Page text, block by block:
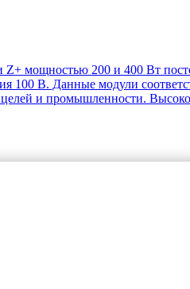
мощностью 200 и 400 Вт
100 В. Данные модули
и промышленности.